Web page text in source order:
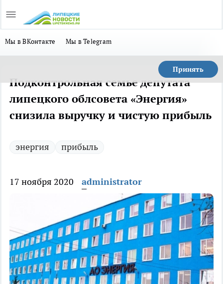
Мы в ВКонтакте Мы в Telegram
Принять
Подконтрольная семье депутата
липецкого облсовета «Энергия»
снизила выручку и чистую прибыль
энергия прибыль
17 ноября 2020 administrator